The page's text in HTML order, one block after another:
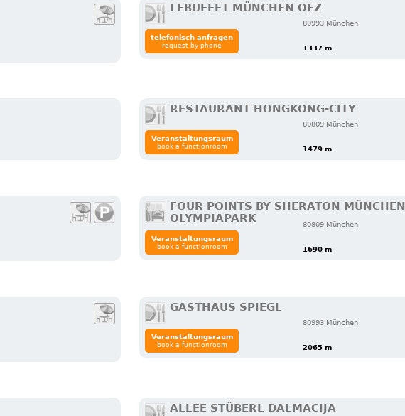
LEBUFFET MÜNCHEN OEZ
80993 München
1337 m
telefonisch anfragen
request by phone
RESTAURANT HONGKONG-CITY
80809 München
1479 m
Veranstaltungsraum
book a functionroom
FOUR POINTS BY SHERATON MÜNCHEN
OLYMPIAPARK
80809 München
1690 m
Veranstaltungsraum
book a functionroom
GASTHAUS SPIEGL
80993 München
2065 m
Veranstaltungsraum
book a functionroom
ALLEE STÜBERL DALMACIJA